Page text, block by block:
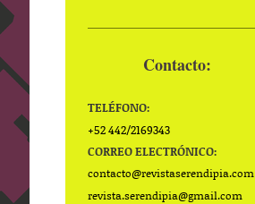
Contacto:
TELÉFONO:
+52 442/2169343
CORREO ELECTRÓNICO:
contacto@revistaserendipia.com
revista.serendipia@gmail.com